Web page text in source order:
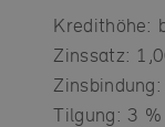
Kredithöhe:
Zinssatz:
Tilgung: 3